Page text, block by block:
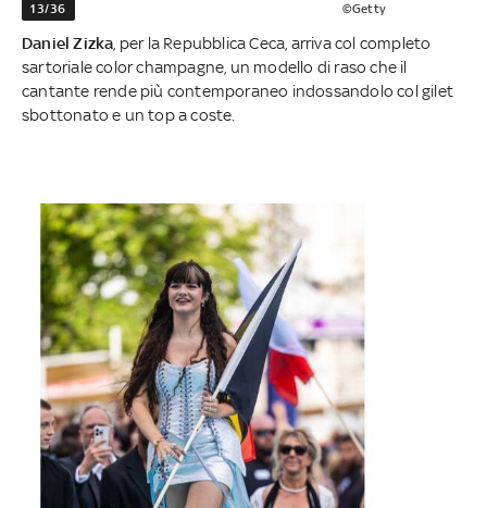
13/36 ©Getty
Daniel Zizka , per la Repubblica Ceca, arriva col completo
sartoriale color champagne, un modello di raso che il
cantante rende più contemporaneo indossandolo col gilet
sbottonato e un top a coste.